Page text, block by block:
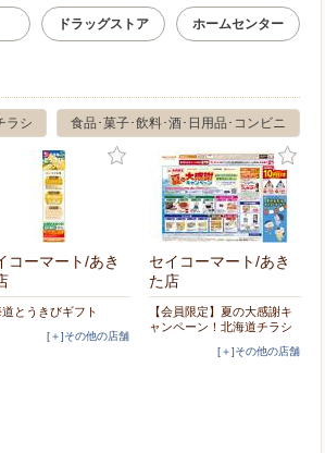
ドラッグストア ホームセンター
食品･菓子･飲料･酒･日用品･コンビニ
ラシ
コーマート/あき
とうきびギフト
[＋]その他の店舗
セイコーマート/あき
た店
【会員限定】夏の大感謝キ
ャンペーン！北海道チラシ
[＋]その他の店舗